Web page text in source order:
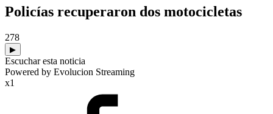
Policías recuperaron dos motocicletas
278
▶
Escuchar esta noticia
Powered by Evolucion Streaming
x1